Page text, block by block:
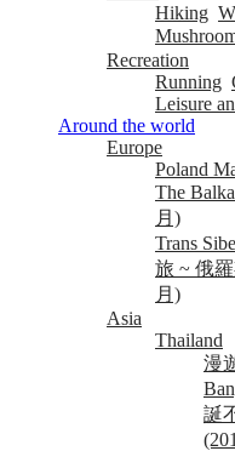
Hiking
Recreation
Running
Leisure
Around the world
Europe
Poland
The
月)
Trans
旅 ~ 俄
月)
Asia
Thailand
漫
誕